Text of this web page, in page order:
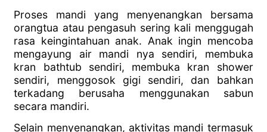
Proses mandi yang menyenangkan bersama
orangtua atau pengasuh sering kali menggugah
rasa keingintahuan anak. Anak ingin mencoba
mengayung air mandi nya sendiri, membuka
kran bathtub sendiri, membuka kran shower
sendiri, menggosok gigi sendiri, dan bahkan
terkadang berusaha menggunakan sabun
secara mandiri.
Selain menyenangkan, aktivitas mandi termasuk